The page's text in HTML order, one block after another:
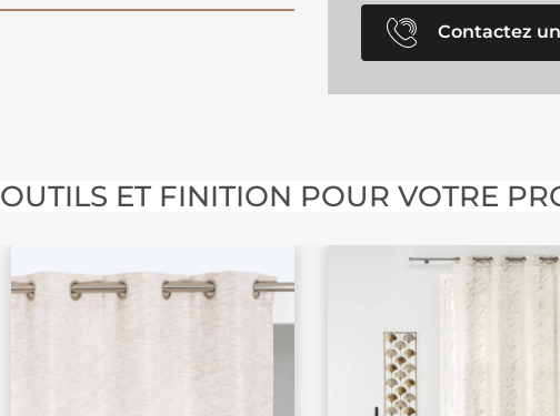
Contactez
OUTILS ET FINITION POUR VOTRE